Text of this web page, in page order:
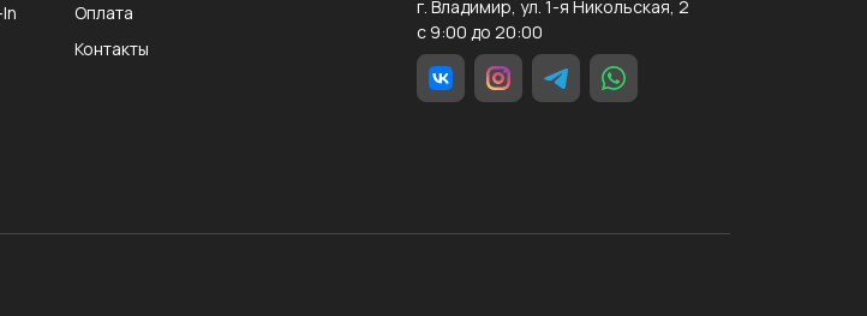
Оплата
Контакты
г. Владимир, ул. 1-я Никольская, 2
с 9:00 до 20:00